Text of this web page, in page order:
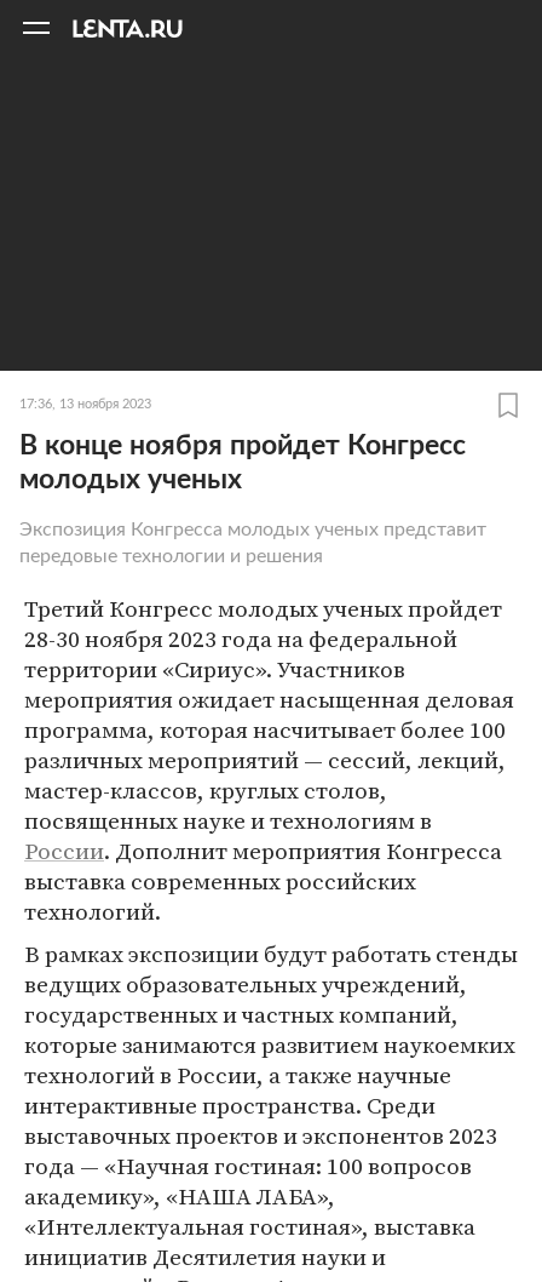
17:36, 13 ноября 2023
В конце ноября пройдет Конгресс
молодых ученых
Экспозиция Конгресса молодых ученых представит
передовые технологии и решения
Третий Конгресс молодых ученых пройдет
28-30 ноября 2023 года на федеральной
территории «Сириус». Участников
мероприятия ожидает насыщенная деловая
программа, которая насчитывает более 100
различных мероприятий — сессий, лекций,
мастер-классов, круглых столов,
посвященных науке и технологиям в
России. Дополнит мероприятия Конгресса
выставка современных российских
технологий.
В рамках экспозиции будут работать стенды
ведущих образовательных учреждений,
государственных и частных компаний,
которые занимаются развитием наукоемких
технологий в России, а также научные
интерактивные пространства. Среди
выставочных проектов и экспонентов 2023
года — «Научная гостиная: 100 вопросов
академику», «НАША ЛАБА»,
«Интеллектуальная гостиная», выставка
инициатив Десятилетия науки и